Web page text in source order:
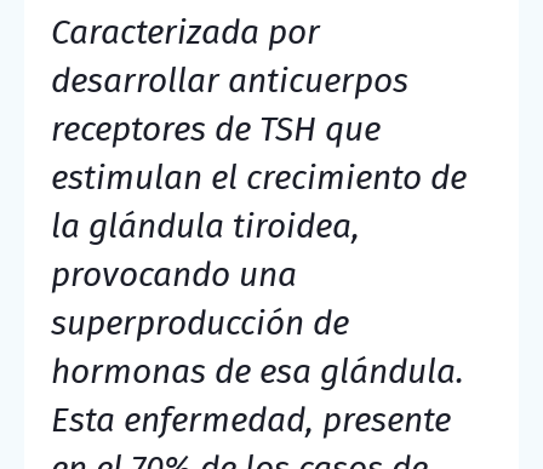
Caracterizada por
desarrollar anticuerpos
receptores de TSH que
estimulan el crecimiento de
la glándula tiroidea,
provocando una
superproducción de
hormonas de esa glándula.
Esta enfermedad, presente